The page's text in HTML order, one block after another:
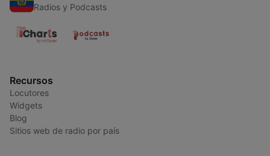
Radios y Podcasts
Recursos
Locutores
Widgets
Blog
Sitios web de radio por país